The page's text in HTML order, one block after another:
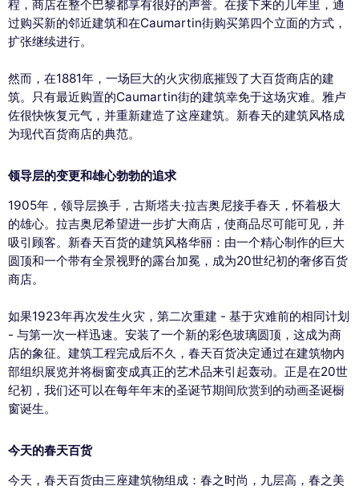
程，商店在整个巴黎都享有很好的声誉。在接下来的几年里，通
过购买新的邻近建筑和在Caumartin街购买第四个立面的方式，
扩张继续进行。
然而，在1881年，一场巨大的火灾彻底摧毁了大百货商店的建
筑。只有最近购置的Caumartin街的建筑幸免于这场灾难。雅卢
佐很快恢复元气，并重新建造了这座建筑。新春天的建筑风格成
为现代百货商店的典范。
领导层的变更和雄心勃勃的追求
1905年，领导层换手，古斯塔夫·拉吉奥尼接手春天，怀着极大
的雄心。拉吉奥尼希望进一步扩大商店，使商品尽可能可见，并
吸引顾客。新春天百货的建筑风格华丽：由一个精心制作的巨大
圆顶和一个带有全景视野的露台加冕，成为20世纪初的奢侈百货
商店。
如果1923年再次发生火灾，第二次重建 - 基于灾难前的相同计划
- 与第一次一样迅速。安装了一个新的彩色玻璃圆顶，这成为商
店的象征。建筑工程完成后不久，春天百货决定通过在建筑物内
部组织展览并将橱窗变成真正的艺术品来引起轰动。正是在20世
纪初，我们还可以在每年年末的圣诞节期间欣赏到的动画圣诞橱
窗诞生。
今天的春天百货
今天，春天百货由三座建筑物组成：春之时尚，九层高，春之美